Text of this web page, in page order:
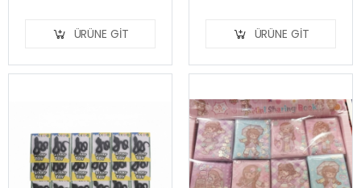
ÜRÜNE GIT ÜRÜNE GIT